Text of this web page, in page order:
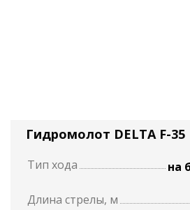
Гидромолот DELTA F-35
Тип хода
на
Длина стрелы, м